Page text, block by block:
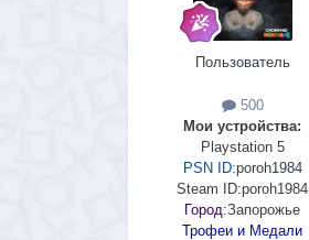
Пользователь
500
Мои устройства:
Playstation 5
PSN ID:poroh1984
Steam ID:poroh1984
Город:Запорожье
Трофеи и Медали